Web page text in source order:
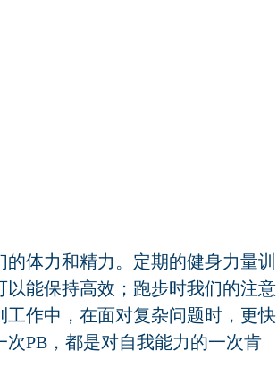
体力和精力。定期的健身力量训
能保持高效；跑步时我们的注意
作中，在面对复杂问题时，更快
PB，都是对自我能力的一次肯